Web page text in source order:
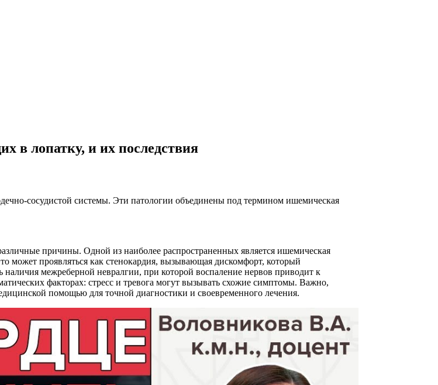
в лопатку, и их последствия
сосудистой системы. Эти патологии объединены под термином ишемическая
причины. Одной из наиболее распространенных является ишемическая
может проявляться как стенокардия, вызывающая дискомфорт, который
межреберной невралгии, при которой воспаление нервов приводит к
факторах: стресс и тревога могут вызывать схожие симптомы. Важно,
помощью для точной диагностики и своевременного лечения.